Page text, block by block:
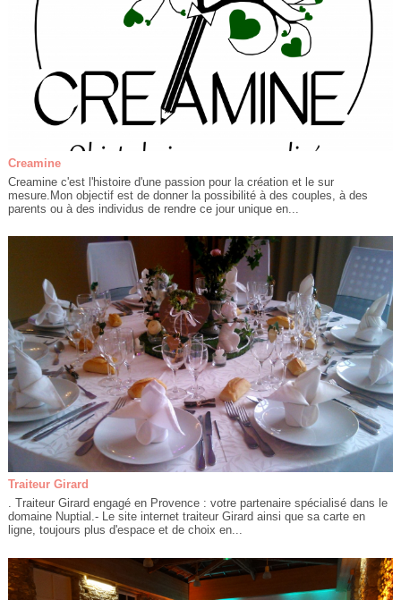
Creamine
Creamine c'est l'histoire d'une passion pour la création et le sur
mesure.Mon objectif est de donner la possibilité à des couples, à des
parents ou à des individus de rendre ce jour unique en...
Traiteur Girard
. Traiteur Girard engagé en Provence : votre partenaire spécialisé dans le
domaine Nuptial.- Le site internet traiteur Girard ainsi que sa carte en
ligne, toujours plus d'espace et de choix en...